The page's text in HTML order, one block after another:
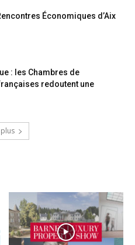
Économiques d’Aix
: les Chambres de
redoutent une